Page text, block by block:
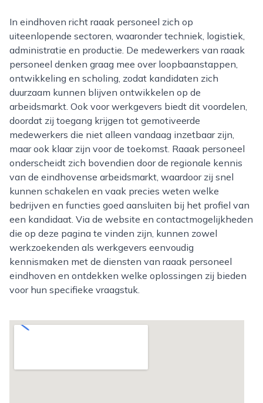
In eindhoven richt raaak personeel zich op
uiteenlopende sectoren, waaronder techniek, logistiek,
administratie en productie. De medewerkers van raaak
personeel denken graag mee over loopbaanstappen,
ontwikkeling en scholing, zodat kandidaten zich
duurzaam kunnen blijven ontwikkelen op de
arbeidsmarkt. Ook voor werkgevers biedt dit voordelen,
doordat zij toegang krijgen tot gemotiveerde
medewerkers die niet alleen vandaag inzetbaar zijn,
maar ook klaar zijn voor de toekomst. Raaak personeel
onderscheidt zich bovendien door de regionale kennis
van de eindhovense arbeidsmarkt, waardoor zij snel
kunnen schakelen en vaak precies weten welke
bedrijven en functies goed aansluiten bij het profiel van
een kandidaat. Via de website en contactmogelijkheden
die op deze pagina te vinden zijn, kunnen zowel
werkzoekenden als werkgevers eenvoudig
kennismaken met de diensten van raaak personeel
eindhoven en ontdekken welke oplossingen zij bieden
voor hun specifieke vraagstuk.